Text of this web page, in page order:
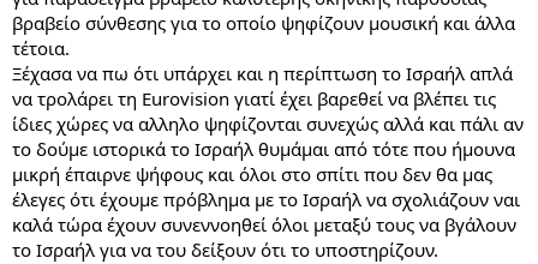
βραβείο σύνθεσης για το οποίο ψηφίζουν μουσική και άλλα
τέτοια.
Ξέχασα να πω ότι υπάρχει και η περίπτωση το Ισραήλ απλά
να τρολάρει τη Eurovision γιατί έχει βαρεθεί να βλέπει τις
ίδιες χώρες να αλληλο ψηφίζονται συνεχώς αλλά και πάλι αν
το δούμε ιστορικά το Ισραήλ θυμάμαι από τότε που ήμουνα
μικρή έπαιρνε ψήφους και όλοι στο σπίτι που δεν θα μας
έλεγες ότι έχουμε πρόβλημα με το Ισραήλ να σχολιάζουν ναι
καλά τώρα έχουν συνεννοηθεί όλοι μεταξύ τους να βγάλουν
το Ισραήλ για να του δείξουν ότι το υποστηρίζουν.